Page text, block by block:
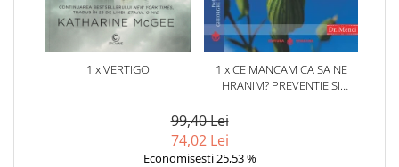
1 x VERTIGO
1 x CE MANCAM CA SA NE
HRANIM? PREVENTIE SI
CARDIOVASCULARE SI IN
99,40 Lei
74,02 Lei
Economisesti 25,53 %